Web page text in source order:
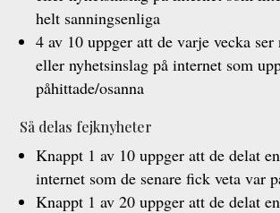
helt sanningsenliga
4 av 10 uppger att de varje vecka
eller nyhetsinslag på internet som
påhittade/osanna
Så delas fejknyheter
Knappt 1 av 10 uppger att de delat
internet som de senare fick veta var
Knappt 1 av 20 uppger att de delat